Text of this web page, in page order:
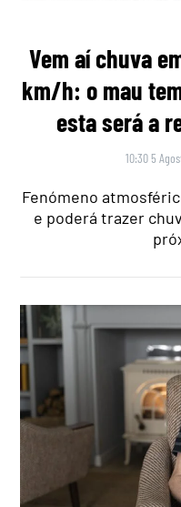
Vem aí chuva
km/h: o mau
esta será a
10:30 5
Fenómeno
e poderá trazer